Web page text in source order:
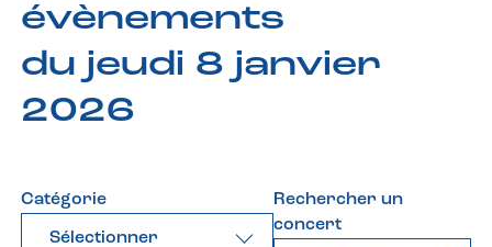
évènements
du jeudi 8 janvier
2026
Catégorie
Sélectionner
Rechercher un
concert